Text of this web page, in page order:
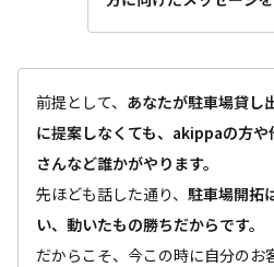
前提として、 あなたが駐車場貸し
に提案しなくても、akippaの方や
さんなど誰かがやります。
先ほども話した通り、 駐車場開拓
い、動いたもの勝ちだからです。
だからこそ、今この時に自分のお